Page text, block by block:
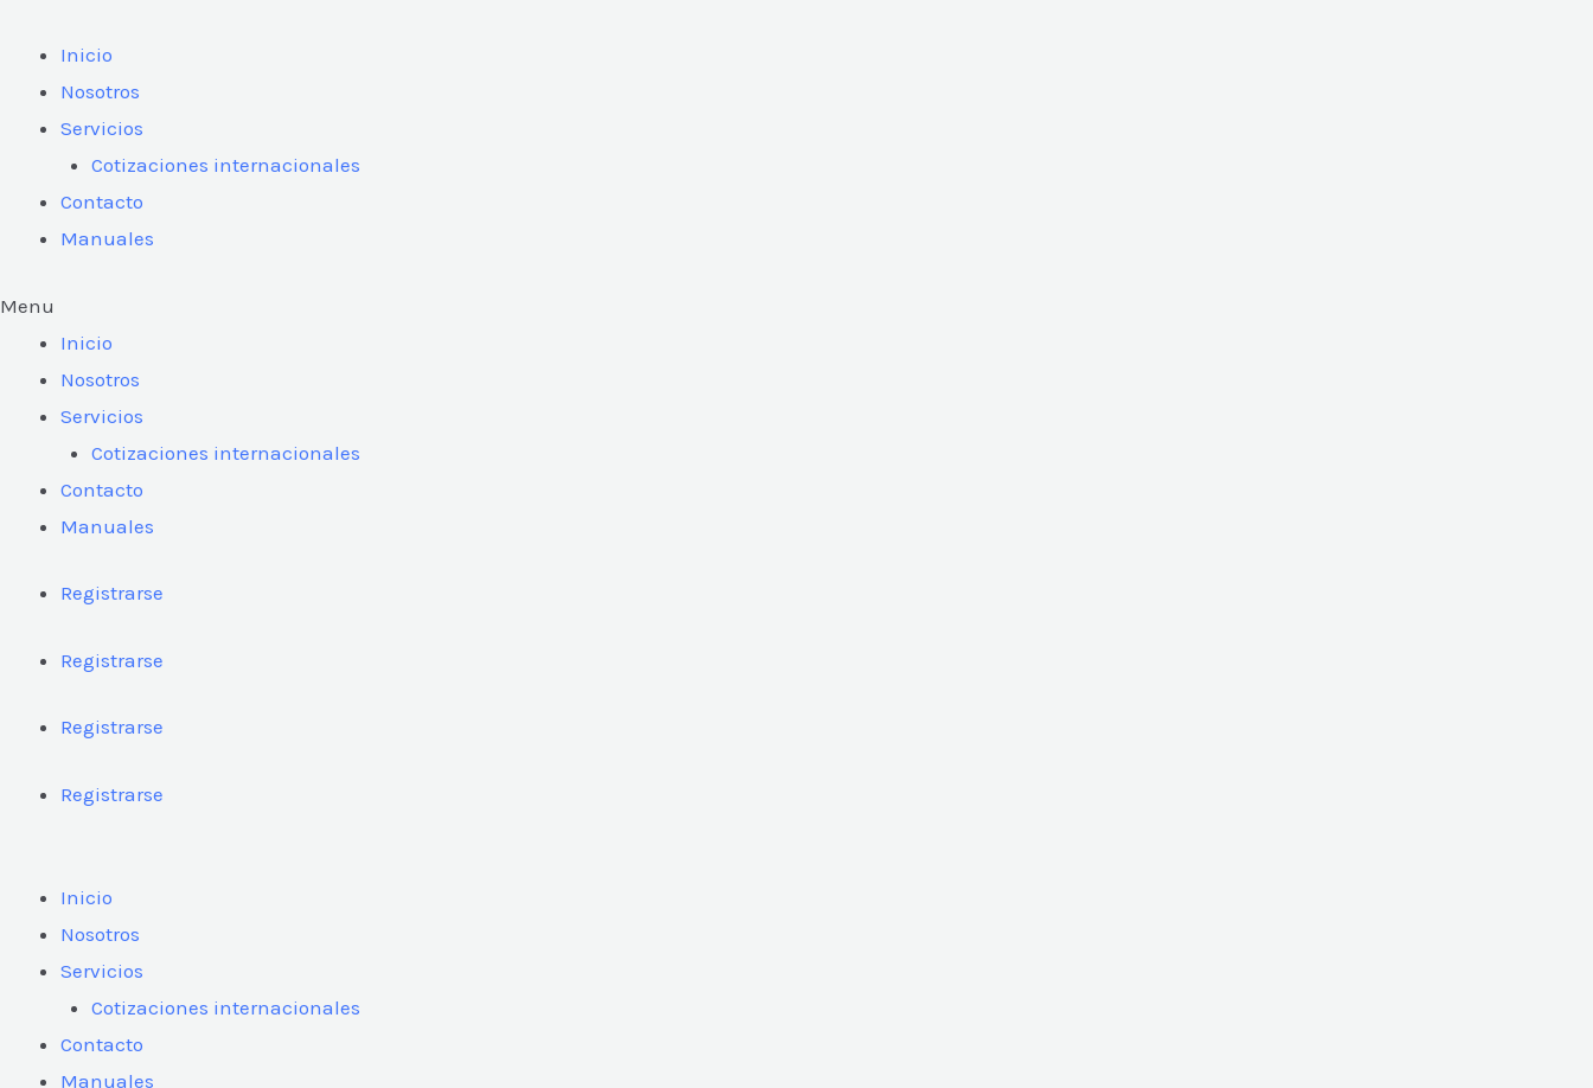
contenido
Inicio
Nosotros
Servicios
Cotizaciones internacionales
Contacto
Manuales
Menu
Inicio
Nosotros
Servicios
Cotizaciones internacionales
Contacto
Manuales
Registrarse
Registrarse
Registrarse
Registrarse
Inicio
Nosotros
Servicios
Cotizaciones internacionales
Contacto
Manuales